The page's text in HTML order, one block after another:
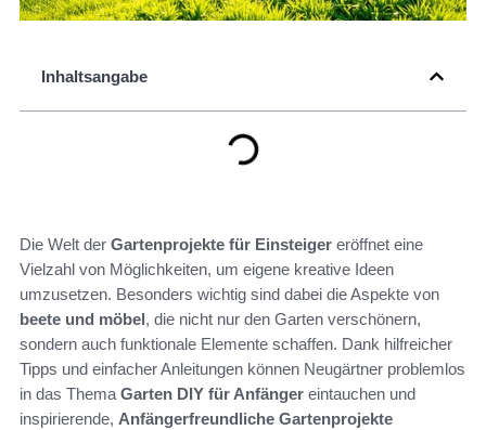
Inhaltsangabe
Die Welt der Gartenprojekte für Einsteiger eröffnet eine
Vielzahl von Möglichkeiten, um eigene kreative Ideen
umzusetzen. Besonders wichtig sind dabei die Aspekte von
beete und möbel, die nicht nur den Garten verschönern,
sondern auch funktionale Elemente schaffen. Dank hilfreicher
Tipps und einfacher Anleitungen können Neugärtner problemlos
in das Thema Garten DIY für Anfänger eintauchen und
inspirierende, Anfängerfreundliche Gartenprojekte